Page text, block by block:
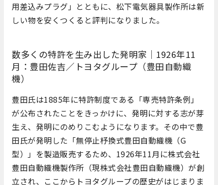
用差込みプラグ」とともに、松下電気器具製作所は新
しい物を安くつくると評判になりました。
数多くの特許を生み出した発明家｜1926年11
月：豊田佐吉／トヨタグループ（豊田自動織
機）
豊田氏は1885年に特許制度である「専売特許条例」
が公布されたことをきっかけに、発明に対する志が芽
生え、発明にのめりこむようになります。その中で豊
田氏が発明した「無停止杼換式豊田自動織機（G
型）」を製造販売するため、1926年11月に株式会社
豊田自動織機製作所（現株式会社豊田自動織機）が創
立され、ここからトヨタグループの歴史がはじまりま